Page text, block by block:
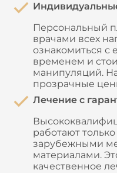
Персональный
врачами всех
ознакомиться с
временем и
манипуляций.
прозрачные
Лечение с
работают
зарубежными
материалами.
качественное